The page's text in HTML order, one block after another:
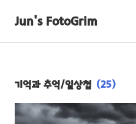
Jun's FotoGrim
기억과 추억/일상첩 (25)